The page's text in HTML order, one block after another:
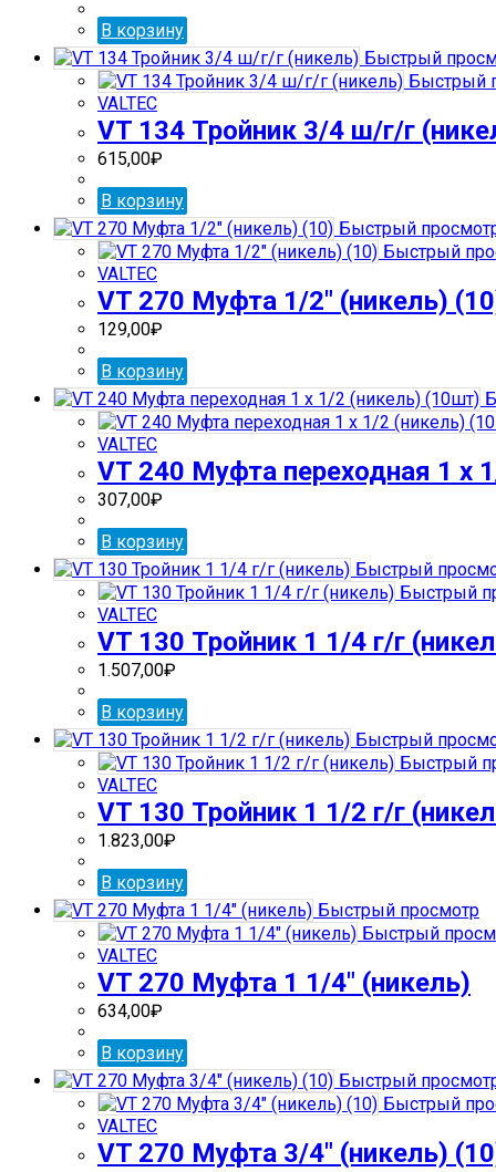
В корзину
Быстрый
Быстрый
VALTEC
VT 134 Тройник 3/4 ш/г/г
615,00₽
В корзину
Быстрый
Быстрый
VALTEC
VT 270 Муфта 1/2″ (никель)
129,00₽
В корзину
VALTEC
VT 240 Муфта переходная 1 х
307,00₽
В корзину
Быстрый
Быстрый
VALTEC
VT 130 Тройник 1 1/4 г/г
1.507,00₽
В корзину
Быстрый
Быстрый
VALTEC
VT 130 Тройник 1 1/2 г/г
1.823,00₽
В корзину
Быстрый просмотр
Быстрый
VALTEC
VT 270 Муфта 1 1/4″ (никель)
634,00₽
В корзину
Быстрый
Быстрый
VALTEC
VT 270 Муфта 3/4″ (никель)